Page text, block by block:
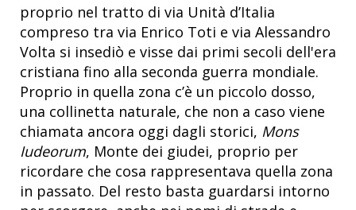
proprio nel tratto di via Unità d’Italia
compreso tra via Enrico Toti e via Alessandro
Volta si insediò e visse dai primi secoli dell'era
cristiana fino alla seconda guerra mondiale.
Proprio in quella zona c’è un piccolo dosso,
una collinetta naturale, che non a caso viene
chiamata ancora oggi dagli storici, Mons
Iudeorum, Monte dei giudei, proprio per
ricordare che cosa rappresentava quella zona
in passato. Del resto basta guardarsi intorno